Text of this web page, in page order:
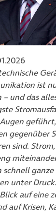
ist
und das
gegenüber
sind.
ganze
unter
auf eine
auf Krisen,